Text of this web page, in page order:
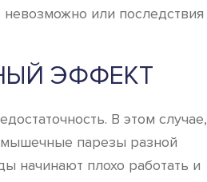
невозможно или последствия
ЭФФЕКТ
В этом случае,
мышечные парезы разной
начинают плохо работать и